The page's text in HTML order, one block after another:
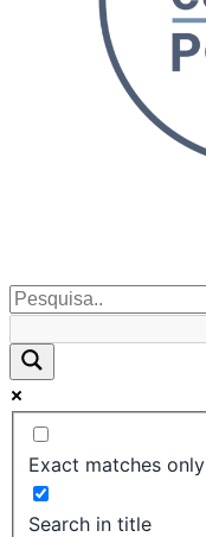
Exact matches only
Search in title